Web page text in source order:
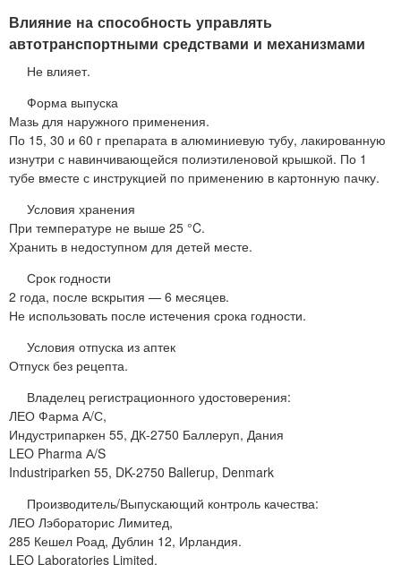
Влияние на способность управлять
автотранспортными средствами и механизмами
Не влияет.
Форма выпуска
Мазь для наружного применения.
По 15, 30 и 60 г препарата в алюминиевую тубу, лакированную
изнутри с навинчивающейся полиэтиленовой крышкой. По 1
тубе вместе с инструкцией по применению в картонную пачку.
Условия хранения
При температуре не выше 25 °C.
Хранить в недоступном для детей месте.
Срок годности
2 года, после вскрытия — 6 месяцев.
Не использовать после истечения срока годности.
Условия отпуска из аптек
Отпуск без рецепта.
Владелец регистрационного удостоверения:
ЛЕО Фарма А/С,
Индустрипаркен 55, ДК-2750 Баллеруп, Дания
LEO Pharma А/S
Industriparken 55, DK-2750 Ballerup, Denmark
Производитель/Выпускающий контроль качества:
ЛЕО Лэбораторис Лимитед,
285 Кешел Роад, Дублин 12, Ирландия.
LEO Laboratories Limited,